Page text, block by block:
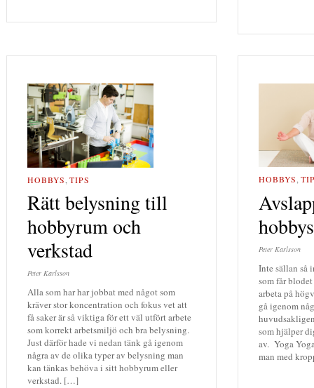
HOBBYS TIPS
Rätt belysning till
hobbyrum och
verkstad
Peter Karlsson
Alla som har har jobbat med något som
kräver stor koncentration och fokus vet att
få saker är så viktiga för ett väl utfört arbete
som korrekt arbetsmiljö och bra belysning.
Just därför hade vi nedan tänk gå igenom
några av de olika typer av belysning man
kan tänkas behöva i sitt hobbyrum eller
verkstad. […]
HOBBYS,
hobbys
Peter Karlsson
Inte sällan så
som får
arbeta på
gå igenom
som hjälper
av. Yoga
man med